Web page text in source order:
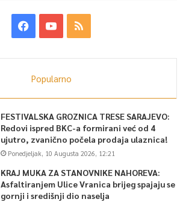
Popularno
FESTIVALSKA GROZNICA TRESE SARAJEVO:
Redovi ispred BKC-a formirani već od 4
ujutro, zvanično počela prodaja ulaznica!
Ponedjeljak, 10 Augusta 2026, 12:21
KRAJ MUKA ZA STANOVNIKE NAHOREVA:
Asfaltiranjem Ulice Vranica brijeg spajaju se
gornji i središnji dio naselja